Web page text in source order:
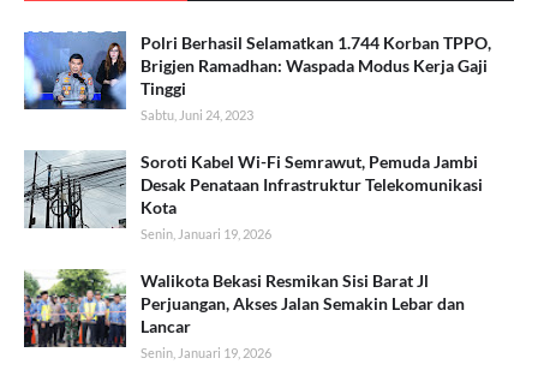
Polri Berhasil Selamatkan 1.744 Korban TPPO,
Brigjen Ramadhan: Waspada Modus Kerja Gaji
Tinggi
Sabtu, Juni 24, 2023
Soroti Kabel Wi-Fi Semrawut, Pemuda Jambi
Desak Penataan Infrastruktur Telekomunikasi
Kota
Senin, Januari 19, 2026
Walikota Bekasi Resmikan Sisi Barat Jl
Perjuangan, Akses Jalan Semakin Lebar dan
Lancar
Senin, Januari 19, 2026